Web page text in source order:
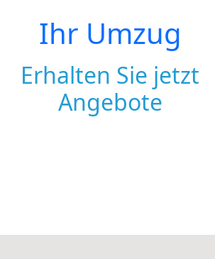
Ihr Umzug
Erhalten Sie jetzt
Angebote